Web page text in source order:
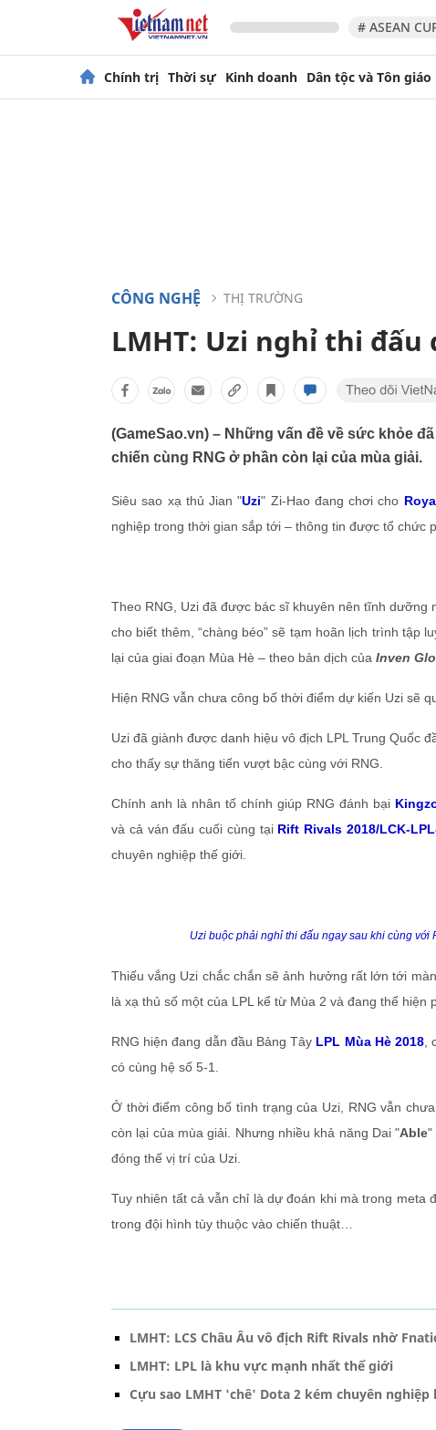
# ASEAN
Chính trị Thời sự Kinh doanh Dân tộc và Tôn giáo
CÔNG NGHỆ THỊ TRƯỜNG
LMHT: Uzi nghỉ thi đấu
(GameSao.vn) – Những vấn đề về sức khỏe
chiến cùng RNG ở phần còn lại của mùa giải.
Siêu sao xạ thủ Jian "Uzi" Zi-Hao đang chơi cho
nghiệp trong thời gian sắp tới – thông tin được tổ chức
Theo RNG, Uzi đã được bác sĩ khuyên nên tĩnh
cho biết thêm, “chàng béo” sẽ tạm hoãn lịch trình tập
lại của giai đoạn Mùa Hè – theo bản dịch của Inven
Hiện RNG vẫn chưa công bố thời điểm dự kiến Uzi sẽ
Uzi đã giành được danh hiệu vô địch LPL Trung Quốc
cho thấy sự thăng tiến vượt bậc cùng với RNG.
Chính anh là nhân tố chính giúp RNG đánh bại
và cả ván đấu cuối cùng tại Rift Rivals 2018/LCK-
chuyên nghiệp thế giới.
Uzi buộc phải nghỉ thi đấu ngay sau khi cùng
Thiếu vắng Uzi chắc chắn sẽ ảnh hưởng rất lớn tới
là xạ thủ số một của LPL kể từ Mùa 2 và đang thể hiện
RNG hiện đang dẫn đầu Bảng Tây LPL Mùa Hè 2018
có cùng hệ số 5-1.
Ở thời điểm công bố tình trạng của Uzi, RNG vẫn
còn lại của mùa giải. Nhưng nhiều khả năng Dai "Able"
đóng thế vị trí của Uzi.
Tuy nhiên tất cả vẫn chỉ là dự đoán khi mà trong
trong đội hình tùy thuộc vào chiến thuật…
LMHT: LCS Châu Âu vô địch Rift Rivals nhờ
LMHT: LPL là khu vực mạnh nhất thế giới
Cựu sao LMHT 'chê' Dota 2 kém chuyên nghiệp